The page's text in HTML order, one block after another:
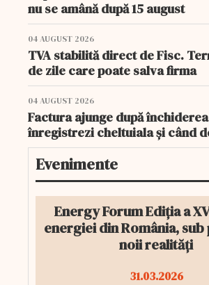
nu se amână după 15 august
04 AUGUST 2026
TVA stabilită direct de Fisc.
de zile care poate salva firma
04 AUGUST 2026
Factura ajunge după
înregistrezi cheltuiala și când
Evenimente
Energy Forum Ediția a
energiei din România,
noii realități
31.03.2026